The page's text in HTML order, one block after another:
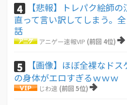
4
【悲報】トレパク絵師
直って言い訳してしまう。
話
アニゲー速報VIP (前回 4位)
5
【画像】ほぼ全裸なド
の身体がエロすぎるｗｗｗ
じわ速 (前回 5位)